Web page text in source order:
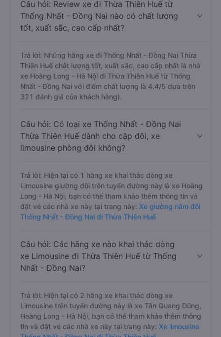
Câu hỏi: Review xe đi Thừa Thiên Huế từ
Thống Nhất - Đồng Nai nào có chất lượng
tốt, xuất sắc, cao cấp nhất?
Trả lời: Những hãng xe đi Thống Nhất - Đồng Nai Thừa
Thiên Huế chất lượng tốt, xuất sắc, cao cấp nhất là nhà
xe Hoàng Long - Hà Nội đi Thừa Thiên Huế từ Thống
Nhất - Đồng Nai với điểm chất lượng là 4.4/5 dựa trên
321 đánh giá của khách hàng).
Câu hỏi: Có loại xe Thống Nhất - Đồng Nai
Thừa Thiên Huế dành cho cặp đôi, xe
limousine phòng đôi không?
Trả lời: Hiện tại có 1 hãng xe khai thác dòng xe
Limousine giường đôi trên tuyến đường này là xe Hoàng
Long - Hà Nội, bạn có thể tham khảo thêm thông tin và
đặt vé các nhà xe này tại trang này: Xe giường nằm đôi
Thống Nhất - Đồng Nai đi Thừa Thiên Huế
Câu hỏi: Các hãng xe nào khai thác dòng
xe Limousine đi Thừa Thiên Huế từ Thống
Nhất - Đồng Nai?
Trả lời: Hiện tại có 2 hãng xe khai thác dòng xe
Limousine trên tuyến đường này là xe Tân Quang Dũng,
Hoàng Long - Hà Nội, bạn có thể tham khảo thêm thông
tin và đặt vé các nhà xe này tại trang này: Xe limousine